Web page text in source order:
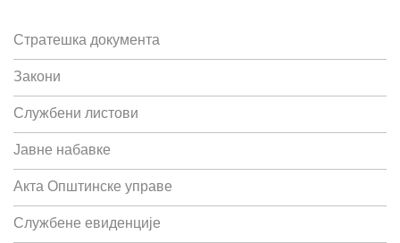
Стратешка документа
Закони
Службени листови
Јавне набавке
Акта Општинске управе
Службене евиденције